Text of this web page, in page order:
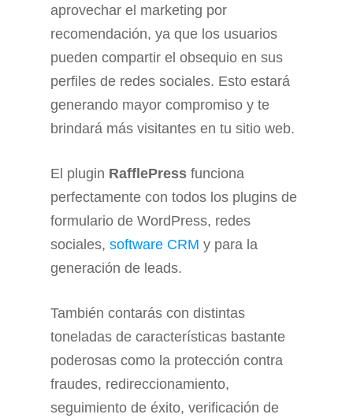
aprovechar el marketing por
recomendación, ya que los usuarios
pueden compartir el obsequio en sus
perfiles de redes sociales. Esto estará
generando mayor compromiso y te
brindará más visitantes en tu sitio web.
El plugin RafflePress funciona
perfectamente con todos los plugins de
formulario de WordPress, redes
sociales, software CRM y para la
generación de leads.
También contarás con distintas
toneladas de características bastante
poderosas como la protección contra
fraudes, redireccionamiento,
seguimiento de éxito, verificación de